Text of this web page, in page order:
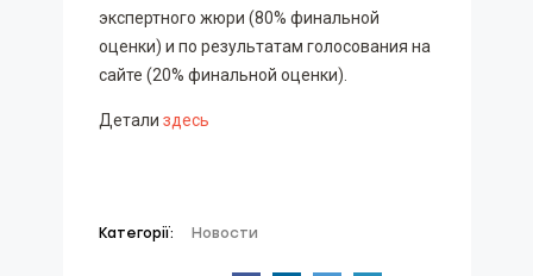
экспертного жюри (80% финальной
оценки) и по результатам голосования на
сайте (20% финальной оценки).
Детали здесь
Категорії: Новости